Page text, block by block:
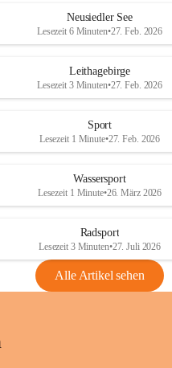
folgenden wirtschaftlichen
zur Bekämpfung
der Amerikanischen
VBl. EU Nr. 18
1,4 MB
Nr. 18_2026
r
S
Neusiedler See
Lesezeit 6 Minuten•27. Feb. 2026
Leithagebirge
Lesezeit 3 Minuten•27. Feb. 2026
Sport
Lesezeit 1 Minute•27. Feb. 2026
Wassersport
Lesezeit 1 Minute•26. März 2026
Radsport
Lesezeit 3 Minuten•27. Juli 2026
Alle Artikel sehen